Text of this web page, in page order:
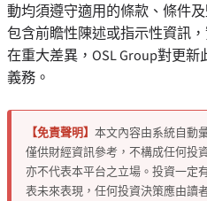
動均須遵守適用的條款、條件
包含前瞻性陳述或指示性資訊
在重大差異，OSL Group對更
義務。
【免責聲明】 本文內容由系統自動
僅供財經資訊參考，不構成任何投
亦不代表本平台之立場。投資一定
表未來表現，任何投資決策應由讀